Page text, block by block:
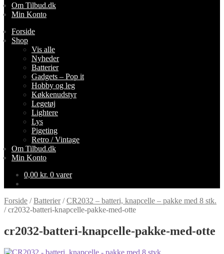
Om Tilbud.dk
Min Konto
Forside
Shop
Vis alle
Nyheder
Batterier
Gadgets – Pop it
Hobby og leg
Køkkenudstyr
Legetøj
Lightere
Lys
Pigeting
Retro / Vintage
Om Tilbud.dk
Min Konto
0,00 kr. 0 varer
Forside /Batterier/CR2032 – batteri, knapcelle – pakke med 8 stk.
/cr2032-batteri-knapcelle-pakke-med-otte
cr2032-batteri-knapcelle-pakke-med-otte